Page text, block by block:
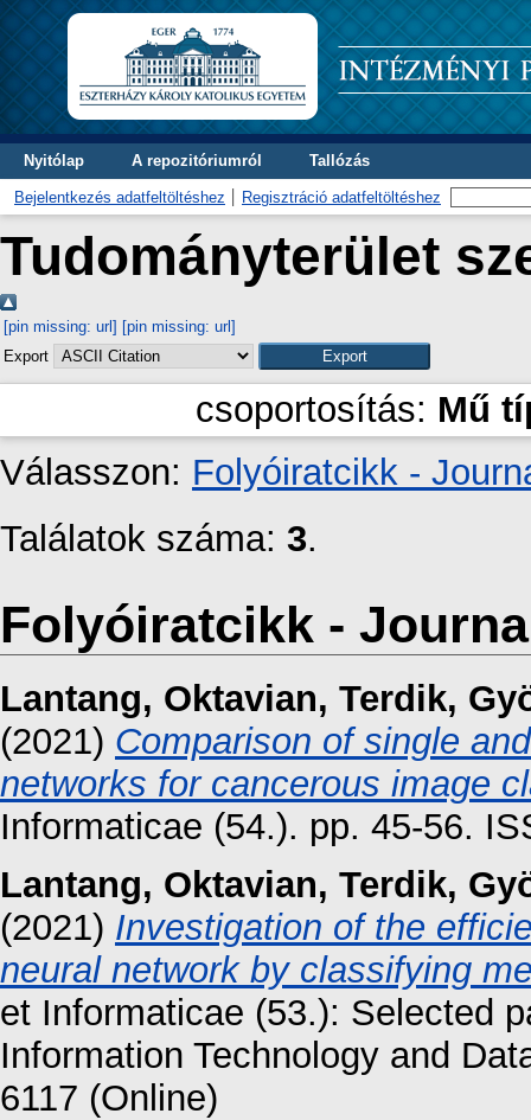
Nyitólap A repozitóriumról Tallózás
Bejelentkezés adatfeltöltéshez Regisztráció adatfeltöltéshez
Tudományterület
[pin missing: url] [pin missing: url]
Export
csoportosítás: Mű
Válasszon: Folyóiratcikk -
Találatok száma: 3.
Folyóiratcikk -
Lantang, Oktavian, Terdik,
(2021) Comparison of single
networks for cancerous image
Informaticae (54.). pp. 45-56.
Lantang, Oktavian, Terdik,
(2021) Investigation of the
neural network by classifying
et Informaticae (53.): Selected
Information Technology and
6117 (Online)